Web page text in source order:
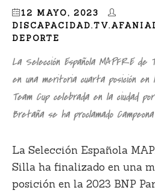
12 MAYO, 2023
DEPORTE
La Selección Española MAPFRE
en una meritoria cuarta posición en
Team Cup celebrada en la ciudad
Bretaña se ha proclamado
La Selección Española
Silla ha finalizado en una
posición en la 2023 BNP